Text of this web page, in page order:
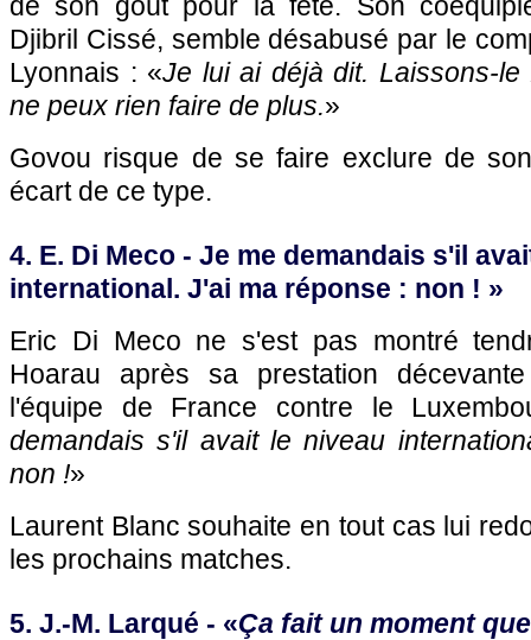
Djibril Cissé, semble désabusé par le
Lyonnais : «Je lui ai déjà dit. Laissons-
ne peux rien faire de plus.»
Govou risque de se faire exclure de
écart de ce type.
4. E. Di Meco - Je me demandais s'il
international. J'ai ma réponse : non ! »
Eric Di Meco ne s'est pas montré
Hoarau après sa prestation
l'équipe de France contre le
demandais s'il avait le niveau
non !»
Laurent Blanc souhaite en tout cas lui
les prochains matches.
5. J.-M. Larqué - «Ça fait un moment